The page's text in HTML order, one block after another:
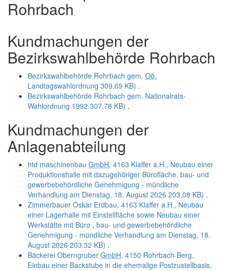
Rohrbach
Kundmachungen der
Bezirkswahlbehörde Rohrbach
Bezirkswahlbehörde Rohrbach gem. Oö.
Landtagswahlordnung 309,69 KB) .
Bezirkswahlbehörde Rohrbach gem. Nationalrats-
Wahlordnung 1992 307,78 KB) .
Kundmachungen der
Anlagenabteilung
htd maschinenbau GmbH, 4163 Klaffer a.H., Neubau einer
Produktionshalle mit dazugehöriger Bürofläche, bau- und
gewerbebehördliche Genehmigung - mündliche
Verhandlung am Dienstag, 18. August 2026 203,08 KB) .
Zimmerbauer Oskar Erdbau, 4163 Klaffer a.H., Neubau
einer Lagerhalle mit Einstellfläche sowie Neubau einer
Werkstätte mit Büro , bau- und gewerbebehördliche
Genehmigung - mündliche Verhandlung am Dienstag, 18.
August 2026 203,32 KB) .
Bäckerei Oberngruber GmbH, 4150 Rohrbach-Berg,
Einbau einer Backstube in die ehemalige Postzustellbasis,